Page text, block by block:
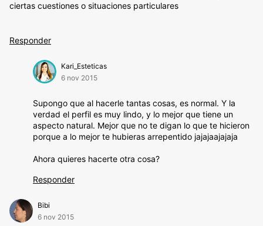
ciertas cuestiones o situaciones particulares
Responder
Kari_Esteticas
6 nov 2015
Supongo que al hacerle tantas cosas, es normal. Y la
verdad el perfil es muy lindo, y lo mejor que tiene un
aspecto natural. Mejor que no te digan lo que te hicieron
porque a lo mejor te hubieras arrepentido jajajaajajaja
Ahora quieres hacerte otra cosa?
Responder
Bibi
6 nov 2015